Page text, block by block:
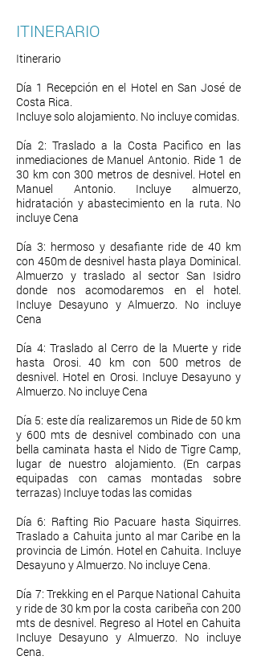
ITINERARIO
Itinerario
Día 1 Recepción en el Hotel en San José de
Costa Rica.
Incluye solo alojamiento. No incluye comidas.
Día 2: Traslado a la Costa Pacifico en las
inmediaciones de Manuel Antonio. Ride 1 de
30 km con 300 metros de desnivel. Hotel en
Manuel Antonio. Incluye almuerzo,
hidratación y abastecimiento en la ruta. No
incluye Cena
Día 3: hermoso y desafiante ride de 40 km
con 450m de desnivel hasta playa Dominical.
Almuerzo y traslado al sector San Isidro
donde nos acomodaremos en el hotel.
Incluye Desayuno y Almuerzo. No incluye
Cena
Día 4: Traslado al Cerro de la Muerte y ride
hasta Orosi. 40 km con 500 metros de
desnivel. Hotel en Orosi. Incluye Desayuno y
Almuerzo. No incluye Cena
Día 5: este día realizaremos un Ride de 50 km
y 600 mts de desnivel combinado con una
bella caminata hasta el Nido de Tigre Camp,
lugar de nuestro alojamiento. (En carpas
equipadas con camas montadas sobre
terrazas) Incluye todas las comidas
Día 6: Rafting Rio Pacuare hasta Siquirres.
Traslado a Cahuita junto al mar Caribe en la
provincia de Limón. Hotel en Cahuita. Incluye
Desayuno y Almuerzo. No incluye Cena.
Día 7: Trekking en el Parque National Cahuita
y ride de 30 km por la costa caribeña con 200
mts de desnivel. Regreso al Hotel en Cahuita
Incluye Desayuno y Almuerzo. No incluye
Cena.